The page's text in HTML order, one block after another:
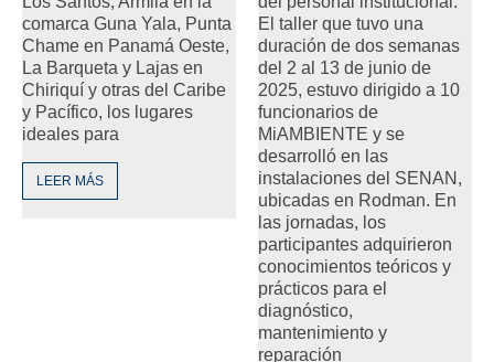
comarca Guna Yala, Punta
Chame en Panamá Oeste,
La Barqueta y Lajas en
Chiriquí y otras del Caribe
y Pacífico, los lugares
ideales para
LEER MÁS
El taller que tuvo una
duración de dos semanas
del 2 al 13 de junio de
2025, estuvo dirigido a 10
funcionarios de
MiAMBIENTE y se
desarrolló en las
instalaciones del SENAN,
ubicadas en Rodman. En
las jornadas, los
participantes adquirieron
conocimientos teóricos y
prácticos para el
diagnóstico,
mantenimiento y
reparación